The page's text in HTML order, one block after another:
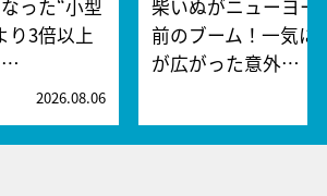
った“小型
り3倍以上
…
2026.08.06
柴いぬがニューヨー
前のブーム！一気に
が広がった意外…